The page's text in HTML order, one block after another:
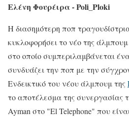
Ελένη Φουρέιρα - Poli_Ploki
Η διασημότερη ποπ
κυκλοφορήσει το νέο της
στο οποίο συμπεριλαμβάνεται
συνδυάζει την ποπ με την
Ενδεικτικό του νέου άλμπουμ της
το αποτέλεσμα της συνεργασίας
Ayman στο "El Telephone" που